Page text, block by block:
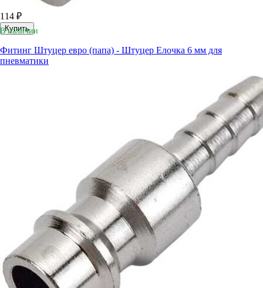
114 ₽
Купить
В наличии
Фитинг Штуцер евро (папа) - Штуцер Елочка 6 мм для
пневматики